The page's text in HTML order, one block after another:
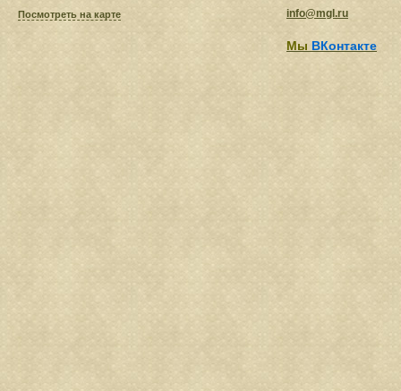
Посмотреть на карте info@mgl.ru
Мы ВКонтакте